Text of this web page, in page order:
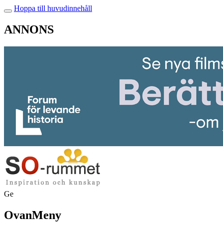
Hoppa till huvudinnehåll
ANNONS
Ge
OvanMeny